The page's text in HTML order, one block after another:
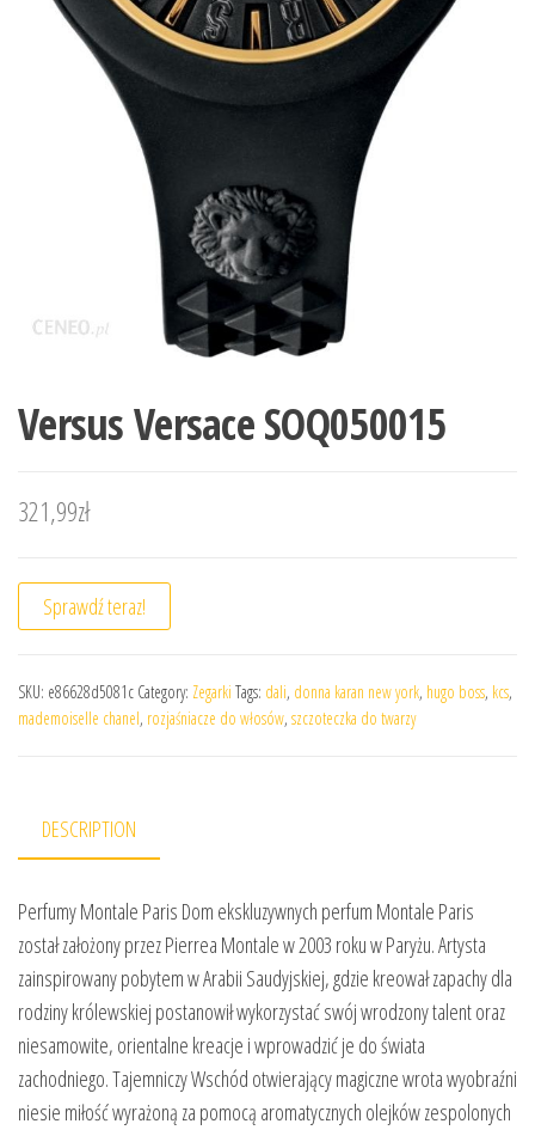
Versus Versace SOQ050015
321,99zł
Sprawdź teraz!
SKU: e86628d5081c Category: Zegarki Tags: dali, donna karan new york, hugo boss, kcs,
mademoiselle chanel, rozjaśniacze do włosów, szczoteczka do twarzy
DESCRIPTION
Perfumy Montale Paris Dom ekskluzywnych perfum Montale Paris
został założony przez Pierrea Montale w 2003 roku w Paryżu. Artysta
zainspirowany pobytem w Arabii Saudyjskiej, gdzie kreował zapachy dla
rodziny królewskiej postanowił wykorzystać swój wrodzony talent oraz
niesamowite, orientalne kreacje i wprowadzić je do świata
zachodniego. Tajemniczy Wschód otwierający magiczne wrota wyobraźni
niesie miłość wyrażoną za pomocą aromatycznych olejków zespolonych